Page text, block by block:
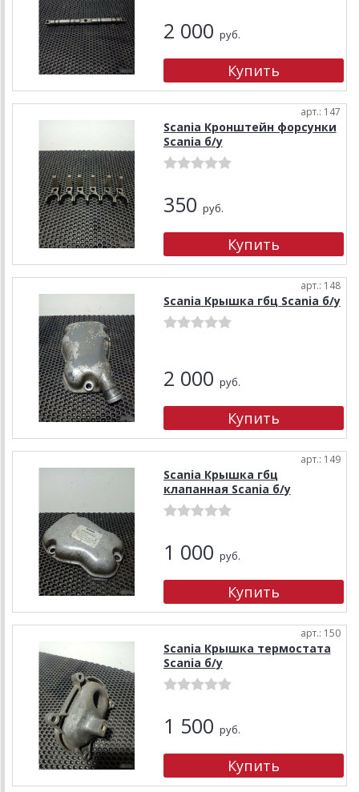
2 000 руб.
арт.: 147
Scania Кронштейн форсунки
Scania б/у
350 руб.
арт.: 148
Scania Крышка гбц Scania б/у
2 000 руб.
арт.: 149
Scania Крышка гбц
клапанная Scania б/у
1 000 руб.
арт.: 150
Scania Крышка термостата
Scania б/у
1 500 руб.